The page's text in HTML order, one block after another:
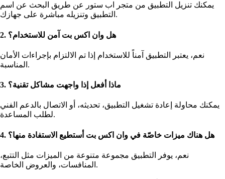
يمكنك تنزيل التطبيق من متجر اب ستور عن طريق البحث عن اسم
التطبيق وتنزيله مباشرة على جهازك.
2. هل وان اكس بت آمن للاستخدام؟
نعم، يعتبر التطبيق آمناً للاستخدام إذا تم الالتزام بإجراءات الأمان
المناسبة.
3. ماذا أفعل إذا واجهت مشاكل تقنية؟
يمكنك محاولة إعادة تشغيل التطبيق، تحديثه، أو الاتصال بالدعم الفني
لطلب المساعدة.
4. هل هناك ميزات خاصّة في وان اكس بت أستطيع الاستفادة منها؟
نعم، يوفر التطبيق مجموعة متنوعة من الميزات مثل التتبع،
المنافسات، والعروض الخاصة.